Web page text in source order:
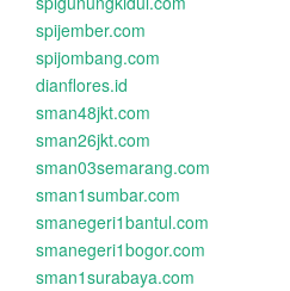
spijember.com
spijombang.com
dianflores.id
sman48jkt.com
sman26jkt.com
sman03semarang.com
sman1sumbar.com
smanegeri1bantul.com
smanegeri1bogor.com
sman1surabaya.com